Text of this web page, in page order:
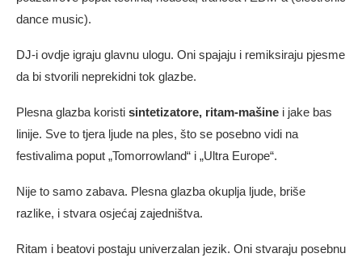
dance music).
DJ-i ovdje igraju glavnu ulogu. Oni spajaju i remiksiraju pjesme
da bi stvorili neprekidni tok glazbe.
Plesna glazba koristi sintetizatore, ritam-mašine i jake bas
linije. Sve to tjera ljude na ples, što se posebno vidi na
festivalima poput „Tomorrowland“ i „Ultra Europe“.
Nije to samo zabava. Plesna glazba okuplja ljude, briše
razlike, i stvara osjećaj zajedništva.
Ritam i beatovi postaju univerzalan jezik. Oni stvaraju posebnu